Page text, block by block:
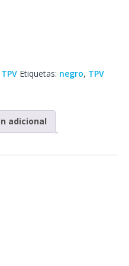
Etiquetas: negro, TPV
adicional